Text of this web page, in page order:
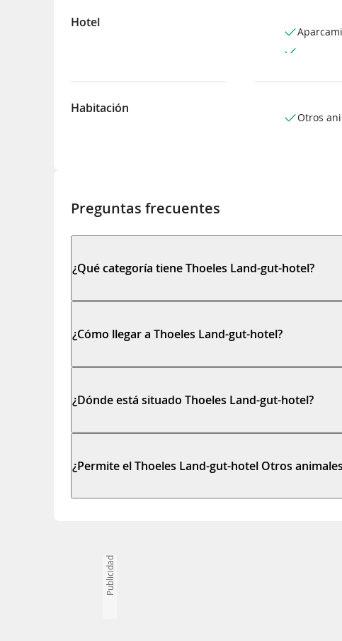
Hotel
Habitación
Otros
Preguntas frecuentes
¿Qué categoría tiene Thoeles Land-gut-hotel?
¿Cómo llegar a Thoeles Land-gut-hotel?
¿Dónde está situado Thoeles Land-gut-hotel?
¿Permite el Thoeles Land-gut-hotel Otros
Publicidad